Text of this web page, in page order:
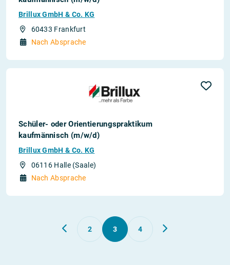
Brillux GmbH & Co. KG
60433 Frankfurt
Nach Absprache
Schüler- oder Orientierungspraktikum
kaufmännisch (m/w/d)
Brillux GmbH & Co. KG
06116 Halle (Saale)
Nach Absprache
2 3 4